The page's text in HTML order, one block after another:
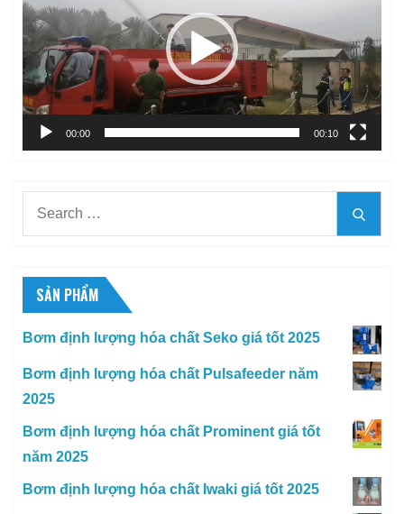
Video
00:00 00:10
SẢN PHẨM
Bơm định lượng hóa chất Seko giá tốt 2025
Bơm định lượng hóa chất Pulsafeeder năm
2025
Bơm định lượng hóa chất Prominent giá tốt
năm 2025
Bơm định lượng hóa chất Iwaki giá tốt 2025